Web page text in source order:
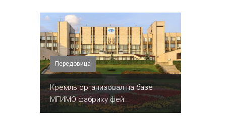
Передовица
Кремль организовал на базе
МГИМО фабрику фей...